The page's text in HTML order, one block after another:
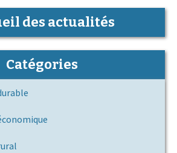
des actualités
Catégories